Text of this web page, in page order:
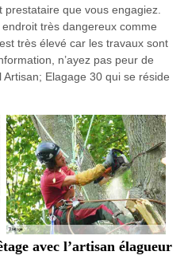
prestataire que vous engagiez.
très dangereux comme
très élevé car les travaux sont
n’ayez pas peur de
Elagage 30 qui se réside
avec l’artisan élagueur